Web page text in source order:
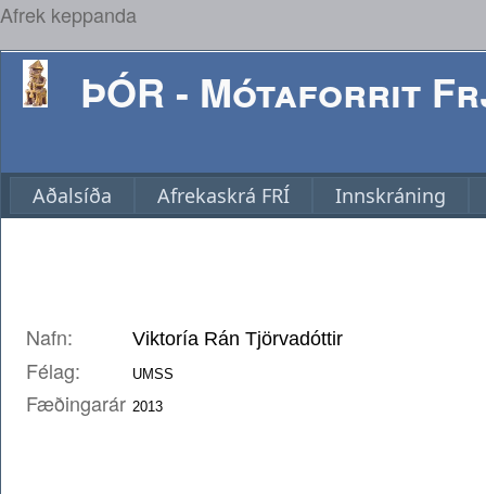
Afrek keppanda
ÞÓR - Mótaforrit
Aðalsíða Afrekaskrá FRÍ Innskráning
Nafn:
Félag:
Fæðingarár